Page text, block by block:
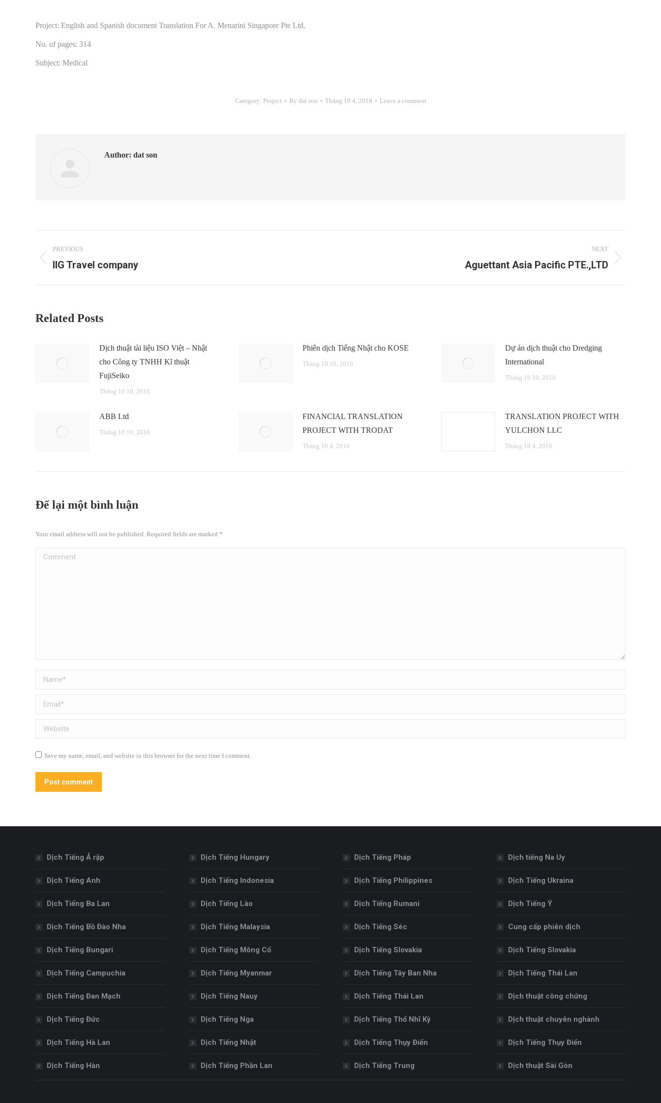
Project: English and Spanish document Translation For A. Menarini Singapore Pte Ltd.
No. ofpages: 314
Subject: Medical
Category: Project By dat son Tháng 10 4, 2016 Leave a comment
Author: dat son
navigation
PREVIOUS
Previous
IIG Travel company
NEXT
Aguettant Asia Pacific PTE.,LTD
Related Posts
Dịch thuật tài liệu ISO Việt – Nhật
cho Công ty TNHH Kĩ thuật
FujiSeiko
Tháng 10 10, 2016
Phiên dịch Tiếng Nhật cho KOSE
Tháng 10 10, 2016
Dự án dịch thuật cho Dredging
International
Tháng 10 10, 2016
ABB Ltd
Tháng 10 10, 2016
FINANCIAL TRANSLATION
PROJECT WITH TRODAT
Tháng 10 4, 2016
TRANSLATION PROJECT WITH
YULCHON LLC
Tháng 10 4, 2016
Để lại một bình luận
Your email address will not be published. Required fields are marked *
Comment
Name *
Email *
Website
Save my name, email, and website in this browser for the next time I comment.
Post comment
Dịch Tiếng Ả rập
Dịch Tiếng Anh
Dịch Tiếng Ba Lan
Dịch Tiếng Bồ Đào Nha
Dịch Tiếng Bungari
Dịch Tiếng Campuchia
Dịch Tiếng Đan Mạch
Dịch Tiếng Đức
Dịch Tiếng Hà Lan
Dịch Tiếng Hàn
Dịch Tiếng Hungary
Dịch Tiếng Indonesia
Dịch Tiếng Lào
Dịch Tiếng Malaysia
Dịch Tiếng Mông Cổ
Dịch Tiếng Myanmar
Dịch Tiếng Nauy
Dịch Tiếng Nga
Dịch Tiếng Nhật
Dịch Tiếng Phần Lan
Dịch Tiếng Pháp
Dịch Tiếng Philippines
Dịch Tiếng Rumani
Dịch Tiếng Séc
Dịch Tiếng Slovakia
Dịch Tiếng Tây Ban Nha
Dịch Tiếng Thái Lan
Dịch Tiếng Thổ Nhĩ Kỳ
Dịch Tiếng Thụy Điển
Dịch Tiếng Trung
Dịch tiếng Na Uy
Dịch Tiếng Ukraina
Dịch Tiếng Ý
Cung cấp phiên dịch
Dịch Tiếng Slovakia
Dịch Tiếng Thái Lan
Dịch thuật công chứng
Dịch thuật chuyên nghành
Dịch Tiếng Thụy Điển
Dịch thuật Sài Gòn